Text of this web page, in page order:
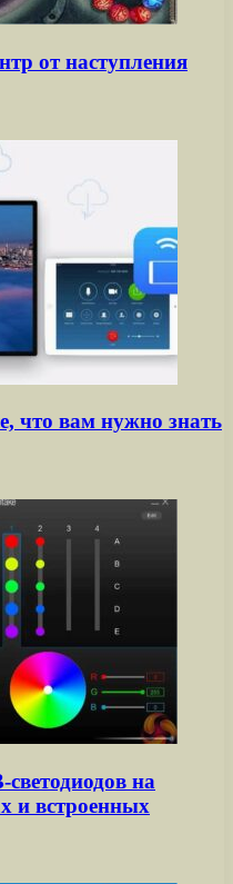
от наступления
что вам нужно знать
на
и встроенных